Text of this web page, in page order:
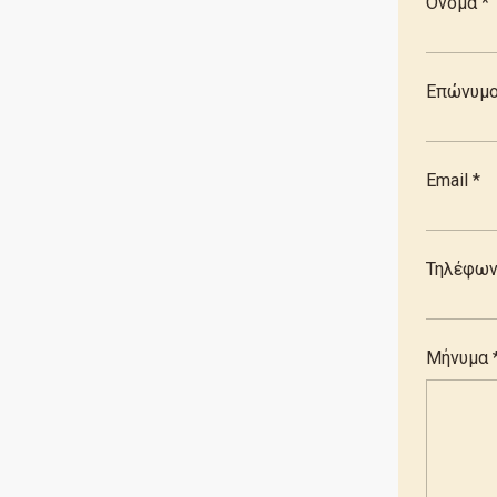
Email *
Μήνυμα